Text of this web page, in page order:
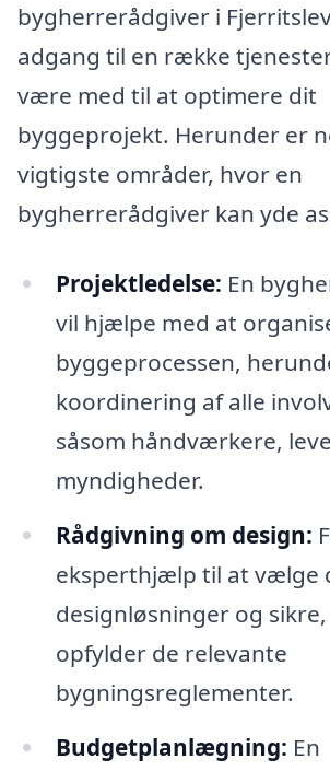
bygherrerådgiver i
adgang til en række
være med til at optimere dit
byggeprojekt. Herunder er
vigtigste områder, hvor en
bygherrerådgiver kan yde
Projektledelse: En
vil hjælpe med at
byggeprocessen,
koordinering af alle
såsom håndværkere,
myndigheder.
Rådgivning om design:
eksperthjælp til at vælge
designløsninger og
opfylder de relevante
bygningsreglementer.
Budgetplanlægning: En